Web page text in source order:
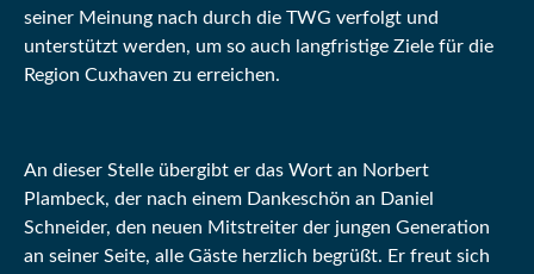
seiner Meinung nach durch die TWG verfolgt und
unterstützt werden, um so auch langfristige Ziele für die
Region Cuxhaven zu erreichen.
An dieser Stelle übergibt er das Wort an Norbert
Plambeck, der nach einem Dankeschön an Daniel
Schneider, den neuen Mitstreiter der jungen Generation
an seiner Seite, alle Gäste herzlich begrüßt. Er freut sich